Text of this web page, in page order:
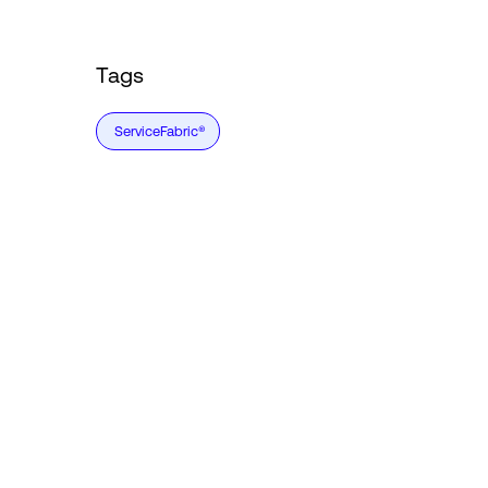
Tags
ServiceFabric®